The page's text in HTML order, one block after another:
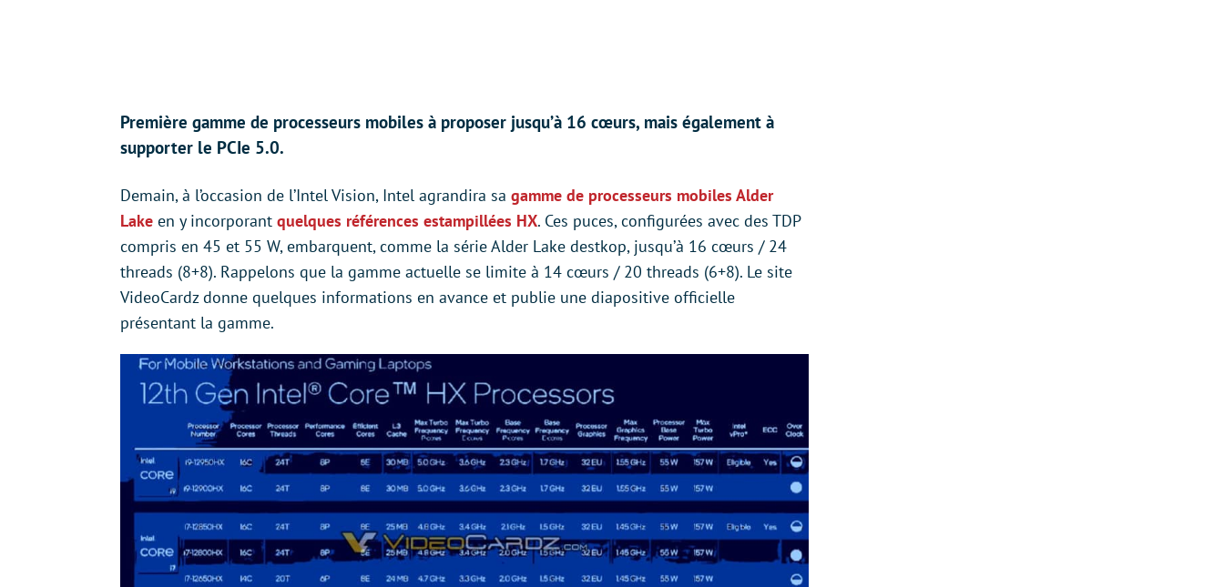
Première gamme de processeurs mobiles à proposer jusqu’à 16 cœurs, mais également à
supporter le PCIe 5.0.
Demain, à l’occasion de l’Intel Vision, Intel agrandira sa gamme de processeurs mobiles Alder
Lake en y incorporant quelques références estampillées HX. Ces puces, configurées avec des TDP
compris en 45 et 55 W, embarquent, comme la série Alder Lake destkop, jusqu’à 16 cœurs / 24
threads (8+8). Rappelons que la gamme actuelle se limite à 14 cœurs / 20 threads (6+8). Le site
VideoCardz donne quelques informations en avance et publie une diapositive officielle
présentant la gamme.